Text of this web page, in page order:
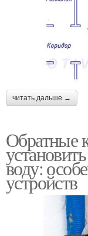
читать дальше →
Обратные
воду:
устройств